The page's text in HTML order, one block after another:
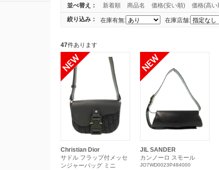
並べ替え： 新着順 商品名 価格(安い順)
価格(高い
絞り込み：
在庫有無: 在庫店舗:
47件あります
Christian Dior
サドル フラップ付メッセ
ンジャーバッグ ミニ
JIL SANDER
カンノーロ スモール
JO7WD0023P484000